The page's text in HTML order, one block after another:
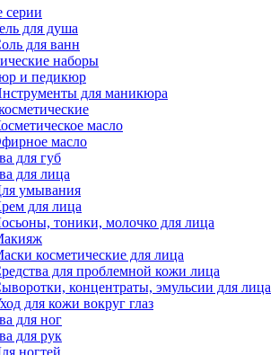
серии
для душа
для ванн
наборы
и педикюр
для маникюра
масло
масло
для губ
для лица
умывания
для лица
тоники, молочко для лица
косметические для лица
для проблемной кожи лица
концентраты, эмульсии для лица
для кожи вокруг глаз
для ног
для рук
ногтей